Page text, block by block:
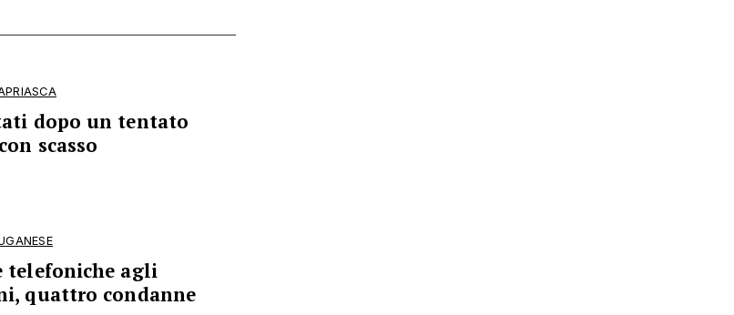
dopo un tentato
scasso
telefoniche agli
quattro condanne